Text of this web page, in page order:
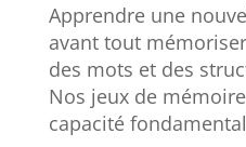
Apprendre une
avant tout
des mots et des
Nos jeux de
capacité